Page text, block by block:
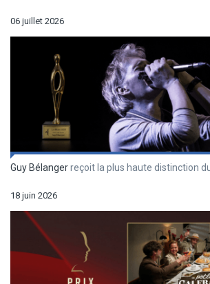
06 juillet 2026
Guy Bélangerreçoit la plus haute distinction
18 juin 2026